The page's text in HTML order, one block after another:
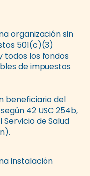
organización sin
501(c)(3)
todos los fondos
de impuestos
beneficiario del
42 USC 254b,
de Salud
instalación